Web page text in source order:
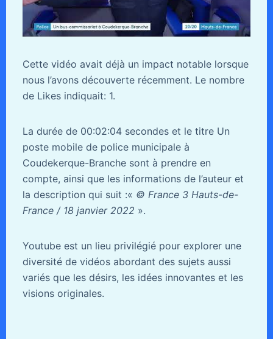
Cette vidéo avait déjà un impact notable lorsque
nous l’avons découverte récemment. Le nombre
de Likes indiquait: 1.
La durée de 00:02:04 secondes et le titre Un
poste mobile de police municipale à
Coudekerque-Branche sont à prendre en
compte, ainsi que les informations de l’auteur et
la description qui suit :« © France 3 Hauts-de-
France / 18 janvier 2022 ».
Youtube est un lieu privilégié pour explorer une
diversité de vidéos abordant des sujets aussi
variés que les désirs, les idées innovantes et les
visions originales.